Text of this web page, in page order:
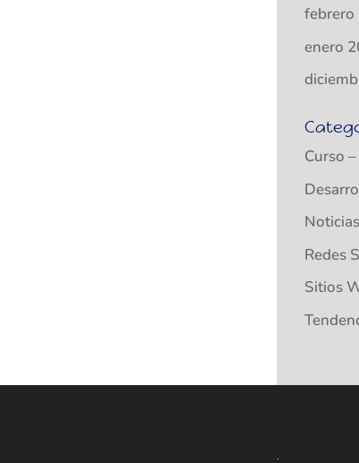
febrero
enero
Curso
Noticias
Redes
Sitios